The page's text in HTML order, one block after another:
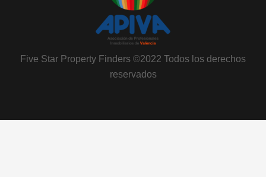
Five Star Property Finders ©2022 Todos los derechos
reservados